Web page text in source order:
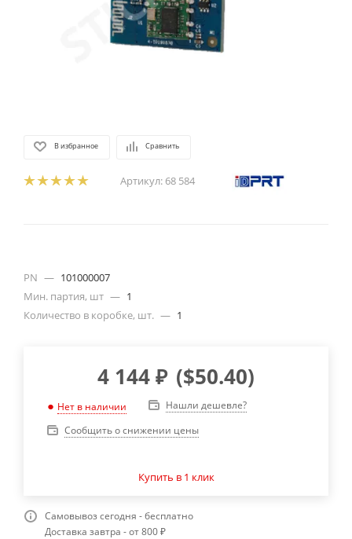
В избранное Сравнить
Артикул: 68 584
PN — 101000007
Мин. партия, шт — 1
Количество в коробке, шт. — 1
4 144₽ ($50.40)
Нет в наличии
Нашли дешевле?
Сообщить о снижении цены
Купить в 1 клик
Самовывоз сегодня - бесплатно
Доставка завтра - от 800 ₽